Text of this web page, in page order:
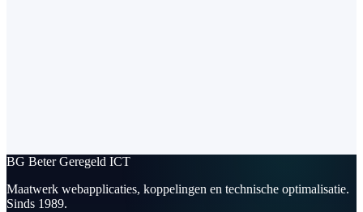
BG Beter Geregeld ICT
Maatwerk webapplicaties, koppelingen en technische optimalisatie.
Sinds 1989.